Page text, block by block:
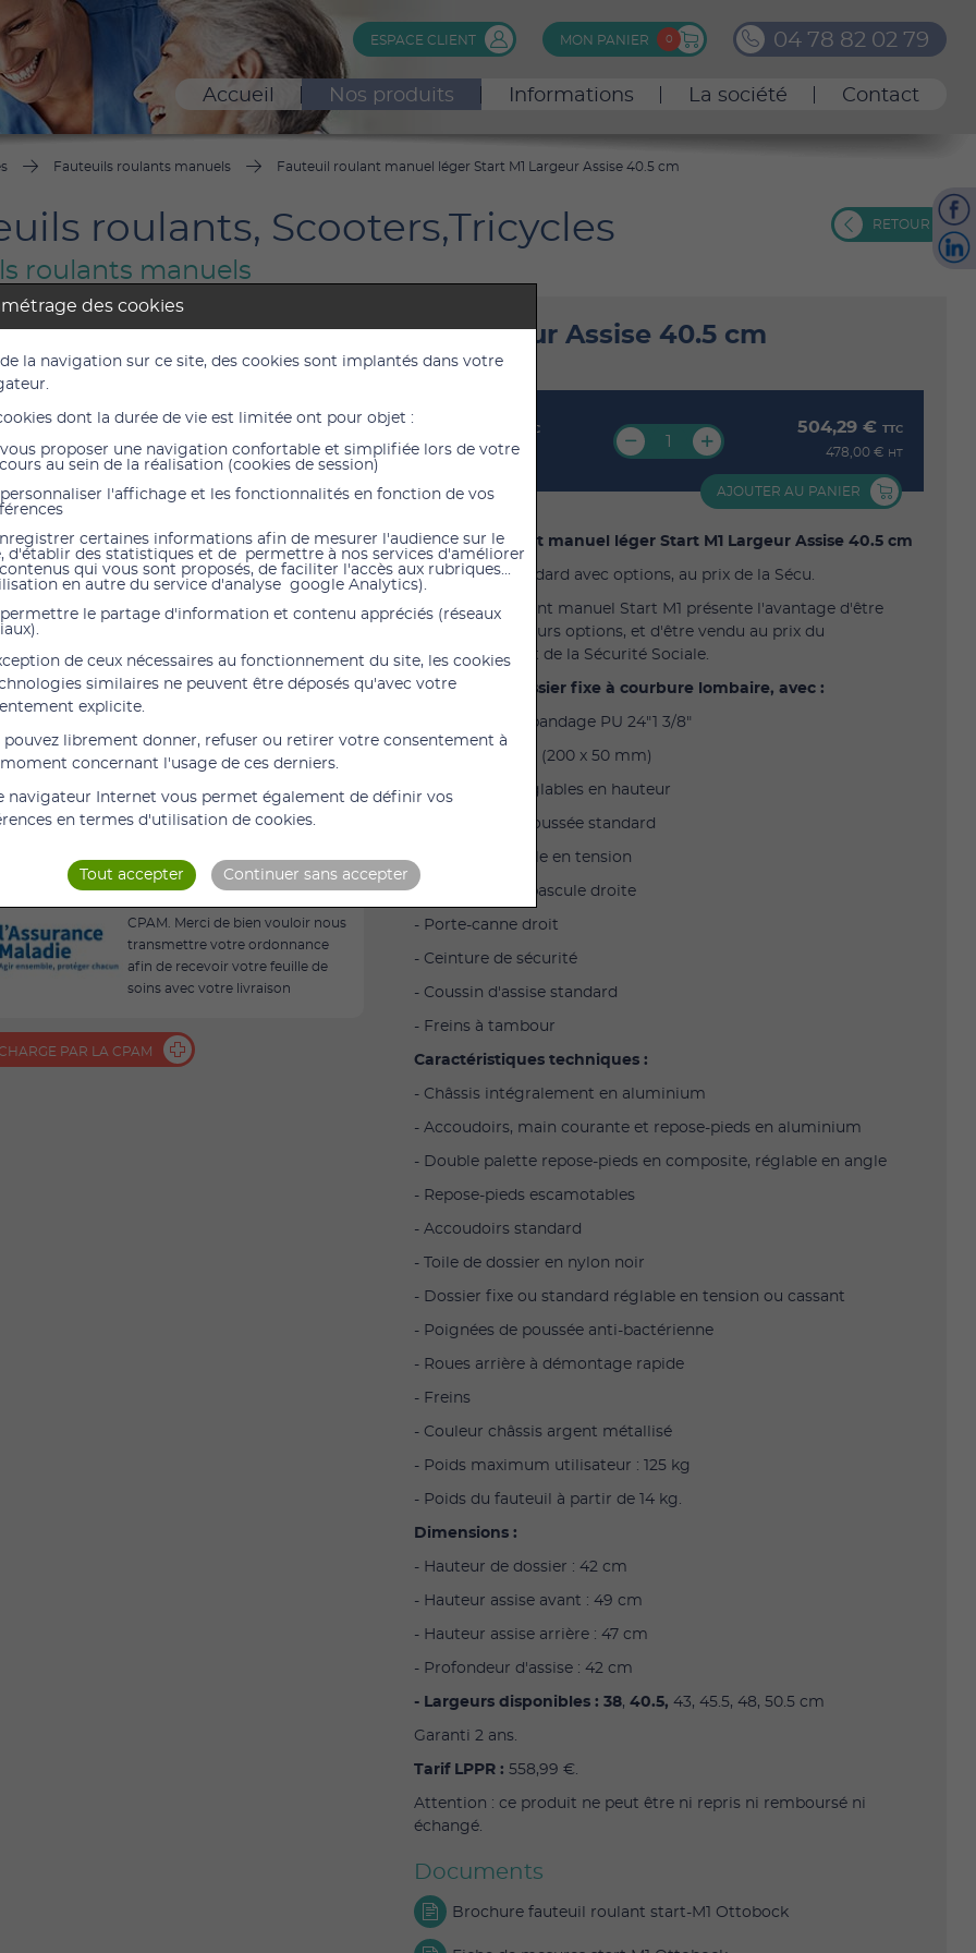
ESPACE CLIENT 0
MON PANIER 04 78 82 02 79
Accueil Nos produits Informations La société Contact
Fauteuils roulants manuels Fauteuil roulant manuel léger Start M1 Largeur Assise 40.5 cm
roulants, Scooters,Tricycles
roulants manuels
RETOUR
roulant manuel léger Start M1 Largeur Assise 40.5 cm
TTC
478,00 €HT
504,29 € TTC
478,00 € HT
AJOUTER AU PANIER
Fauteuil roulant manuel léger Start M1 Largeur Assise 40.5 cm
Un fauteuil standard avec options, au prix de la Sécu.
Le fauteuil roulant manuel Start M1 présente l'avantage d'être
équipé de plusieurs options, et d'être vendu au prix du
remboursement de la Sécurité Sociale.
Variante 5 : Dossier fixe à courbure lombaire, avec :
- Roues arrière bandage PU 24"1 3/8"
- Roues avant 8" (200 x 50 mm)
- Accoudoirs réglables en hauteur
- Poignées de poussée standard
- Dossier réglable en tension
- Roulette anti-bascule droite
- Porte-canne droit
- Ceinture de sécurité
- Coussin d'assise standard
- Freins à tambour
Caractéristiques techniques :
- Châssis intégralement en aluminium
- Accoudoirs, main courante et repose-pieds en aluminium
- Double palette repose-pieds en composite, réglable en angle
- Repose-pieds escamotables
- Accoudoirs standard
- Toile de dossier en nylon noir
- Dossier fixe ou standard réglable en tension ou cassant
- Poignées de poussée anti-bactérienne
- Roues arrière à démontage rapide
- Freins
- Couleur châssis argent métallisé
- Poids maximum utilisateur : 125 kg
- Poids du fauteuil à partir de 14 kg.
Dimensions :
- Hauteur de dossier : 42 cm
- Hauteur assise avant : 49 cm
- Hauteur assise arrière : 47 cm
- Profondeur d'assise : 42 cm
- Largeurs disponibles : 38, 40.5, 43, 45.5, 48, 50.5 cm
Garanti 2 ans.
Tarif LPPR : 558,99 €.
Attention : ce produit ne peut être ni repris ni remboursé ni
échangé.
Documents
Brochure fauteuil roulant start-M1 Ottobock
CPAM. Merci de bien vouloir nous
transmettre votre ordonnance
afin de recevoir votre feuille de
soins avec votre livraison
PAR LA CPAM
des cookies
de la navigation sur ce site, des cookies sont implantés dans votre
dont la durée de vie est limitée ont pour objet :
vous proposer une navigation confortable et simplifiée lors de votre
au sein de la réalisation (cookies de session)
personnaliser l'affichage et les fonctionnalités en fonction de vos
certaines informations afin de mesurer l'audience sur le
d'établir des statistiques et de permettre à nos services d'améliorer
contenus qui vous sont proposés, de faciliter l'accès aux rubriques...
en autre du service d'analyse google Analytics).
permettre le partage d'information et contenu appréciés (réseaux
de ceux nécessaires au fonctionnement du site, les cookies
similaires ne peuvent être déposés qu'avec votre
explicite.
pouvez librement donner, refuser ou retirer votre consentement à
concernant l'usage de ces derniers.
navigateur Internet vous permet également de définir vos
en termes d'utilisation de cookies.
Tout accepter Continuer sans accepter